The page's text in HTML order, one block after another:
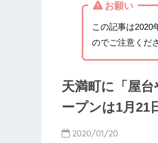
お願い
この記事は2020
のでご注意くだ
天満町に「屋
ープンは1月21
2020/01/20